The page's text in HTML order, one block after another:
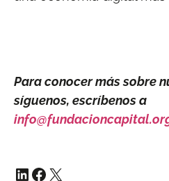
Para conocer más sobre
síguenos, escríbenos a